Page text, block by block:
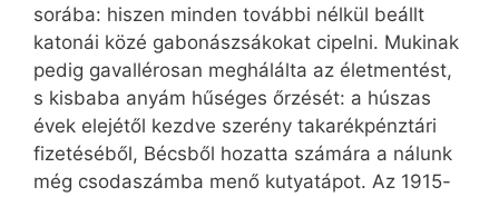
sorába: hiszen minden további nélkül beállt
katonái közé gabonászsákokat cipelni. Mukinak
pedig gavallérosan meghálálta az életmentést,
s kisbaba anyám hűséges őrzését: a húszas
évek elejétől kezdve szerény takarékpénztári
fizetéséből, Bécsből hozatta számára a nálunk
még csodaszámba menő kutyatápot. Az 1915-